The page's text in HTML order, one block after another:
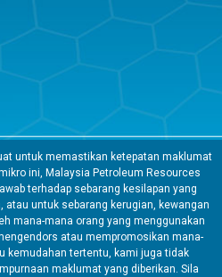
untuk memastikan ketepatan maklumat
ini, Malaysia Petroleum Resources
terhadap sebarang kesilapan yang
untuk sebarang kerugian, kewangan
mana-mana orang yang menggunakan
atau mempromosikan mana-
kemudahan tertentu, kami juga tidak
maklumat yang diberikan. Sila